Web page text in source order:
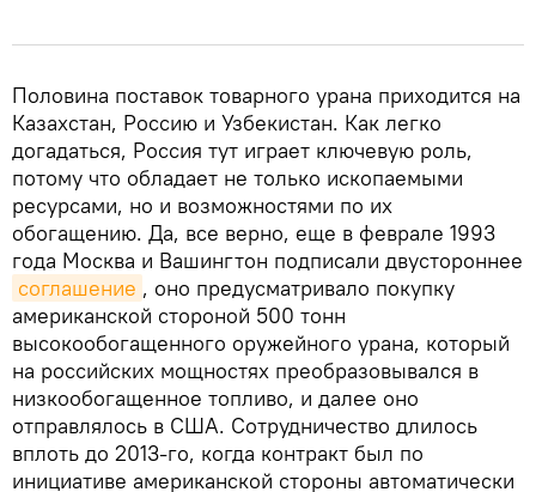
Половина поставок товарного урана приходится на
Казахстан, Россию и Узбекистан. Как легко
догадаться, Россия тут играет ключевую роль,
потому что обладает не только ископаемыми
ресурсами, но и возможностями по их
обогащению. Да, все верно, еще в феврале 1993
года Москва и Вашингтон подписали двустороннее
соглашение , оно предусматривало покупку
американской стороной 500 тонн
высокообогащенного оружейного урана, который
на российских мощностях преобразовывался в
низкообогащенное топливо, и далее оно
отправлялось в США. Сотрудничество длилось
вплоть до 2013-го, когда контракт был по
инициативе американской стороны автоматически